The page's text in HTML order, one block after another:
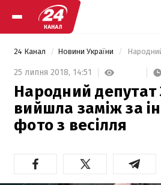
24 Канал Новини України
25 липня 2018, 14:51
Народний депутат
вийшла заміж за
фото з весілля